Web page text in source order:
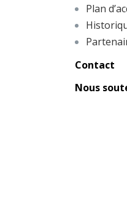
Plan
Contact
Nous